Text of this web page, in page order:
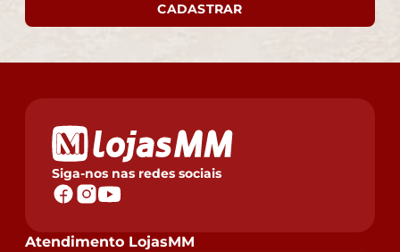
CADASTRAR
Siga-nos nas redes sociais
Atendimento LojasMM